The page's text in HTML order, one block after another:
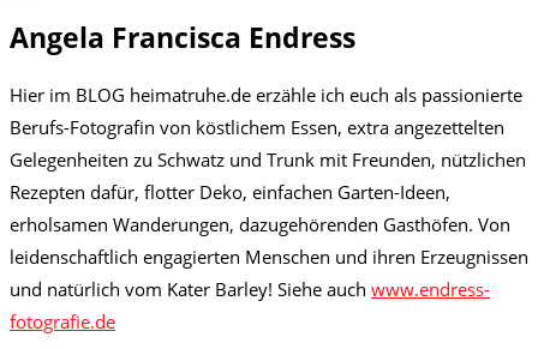
Angela Francisca Endress
Hier im BLOG heimatruhe.de erzähle ich euch als passionierte
Berufs-Fotografin von köstlichem Essen, extra angezettelten
Gelegenheiten zu Schwatz und Trunk mit Freunden, nützlichen
Rezepten dafür, flotter Deko, einfachen Garten-Ideen,
erholsamen Wanderungen, dazugehörenden Gasthöfen. Von
leidenschaftlich engagierten Menschen und ihren Erzeugnissen
und natürlich vom Kater Barley! Siehe auch www.endress-
fotografie.de